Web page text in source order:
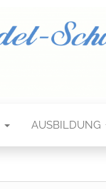
AUSBILDUNG